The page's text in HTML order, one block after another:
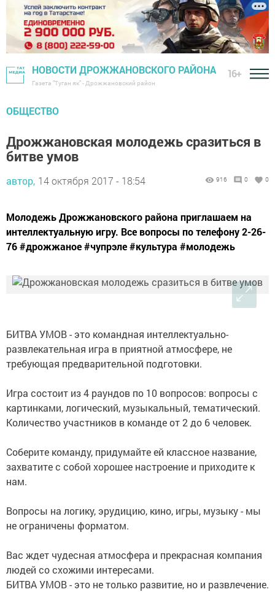
НОВОСТИ ДРОЖЖАНОВСКОГО РАЙОНА
Газета "Туган як" - Дрожжановский район
16+
ОБЩЕСТВО
Дрожжановская молодежь сразиться в
битве умов
автор, 14 октября 2017 - 18:54 916 0 0
Молодежь Дрожжановского района приглашаем на
интеллектуальную игру. Все вопросы по телефону 2-26-
76 #дрожжаное #чупрэле #культура #молодежь
БИТВА УМОВ - это командная интеллектуально-
развлекательная игра в приятной атмосфере, не
требующая предварительной подготовки.
Игра состоит из 4 раундов по 10 вопросов: вопросы с
картинками, логический, музыкальный, тематический.
Количество участников в команде от 2 до 6 человек.
Соберите команду, придумайте ей классное название,
захватите с собой хорошее настроение и приходите к
нам.
Вопросы на логику, эрудицию, кино, игры, музыку - мы
не ограничены форматом.
Вас ждет чудесная атмосфера и прекрасная компания
людей со схожими интересами.
БИТВА УМОВ - это не только развитие, но и развлечение.